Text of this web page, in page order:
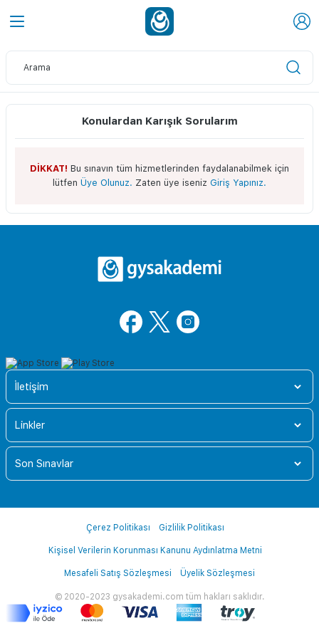
Konulardan Karışık Sorularım
DİKKAT! Bu sınavın tüm hizmetlerinden faydalanabilmek için
lütfen Üye Olunuz. Zaten üye iseniz Giriş Yapınız.
İletişim
Linkler
Son Sınavlar
© 2020-2023 gysakademi.com tüm hakları saklıdır.
Çerez Politikası Gizlilik Politikası
Kişisel Verilerin Korunması Kanunu Aydınlatma Metni
Mesafeli Satış Sözleşmesi Üyelik Sözleşmesi